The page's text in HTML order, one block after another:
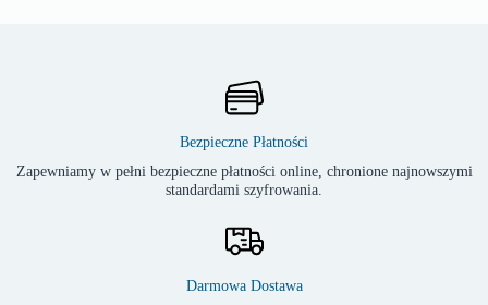
Bezpieczne Płatności
Zapewniamy w pełni bezpieczne płatności online, chronione najnowszymi
standardami szyfrowania.
Darmowa Dostawa